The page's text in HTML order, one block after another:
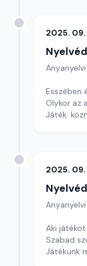
2025. 09.
Esszében
Olykor az
Játék:
2025.
Aki
Szabad
Játékunk